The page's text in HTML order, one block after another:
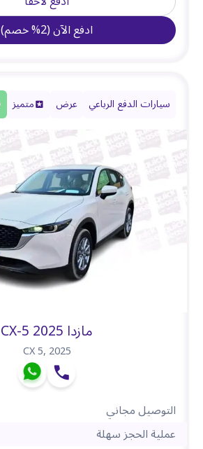
ادفع الآن(
2
%خصم)
سيارات الدفع الرباعي عرض متميز
مازدا CX-5 2025
CX 5,2025
التوصيل مجاني
عملية الحجز سهلة